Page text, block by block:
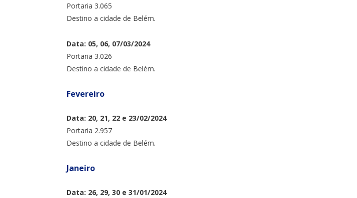
Portaria 3.065
Destino a cidade de Belém.
Data: 05, 06, 07/03/2024
Portaria 3.026
Destino a cidade de Belém.
Fevereiro
Data: 20, 21, 22 e 23/02/2024
Portaria 2.957
Destino a cidade de Belém.
Janeiro
Data: 26, 29, 30 e 31/01/2024